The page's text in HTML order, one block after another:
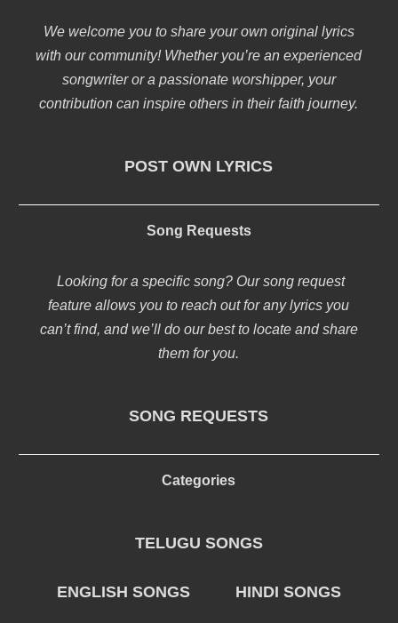
We welcome you to share your own original lyrics
with our community! Whether you’re an experienced
songwriter or a passionate worshipper, your
contribution can inspire others in their faith journey.
POST OWN LYRICS
Song Requests
Looking for a specific song? Our song request
feature allows you to reach out for any lyrics you
can’t find, and we’ll do our best to locate and share
them for you.
SONG REQUESTS
Categories
TELUGU SONGS
ENGLISH SONGS HINDI SONGS